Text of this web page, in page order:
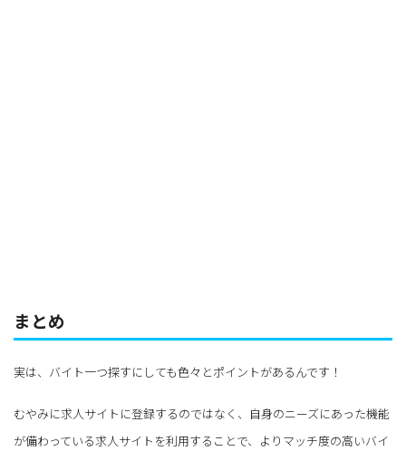
まとめ
実は、バイト一つ探すにしても色々とポイントがあるんです！
むやみに求人サイトに登録するのではなく、自身のニーズにあった機能
が備わっている求人サイトを利用することで、よりマッチ度の高いバイ